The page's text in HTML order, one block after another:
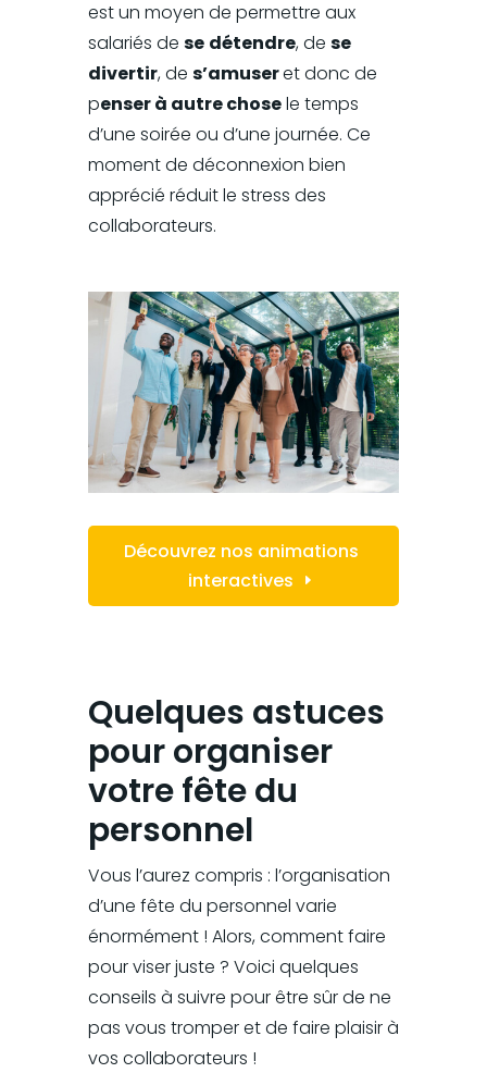
est un moyen de permettre aux
salariés de se détendre, de se
divertir, de s’amuseret donc de
penser à autre chosele temps
d’une soirée ou d’une journée. Ce
moment de déconnexion bien
apprécié réduit le stress des
collaborateurs.
Découvrez nos animations
interactives
Quelques astuces
pour organiser
votre fête du
personnel
Vous l’aurez compris : l’organisation
d’une fête du personnel varie
énormément ! Alors, comment faire
pour viser juste ? Voici quelques
conseils à suivre pour être sûr de ne
pas vous tromper et de faire plaisir à
vos collaborateurs !